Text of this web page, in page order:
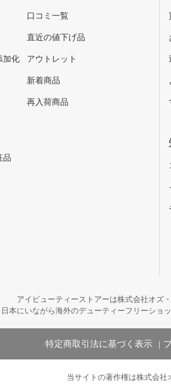
加化
品
口コミ一覧
直近の値下げ品
アウトレット
新着商品
再入荷商品
アイビューティーストアーは株式会社オズ
日本にいながら海外のデューティーフリーショ
特定商取引法に基づく表示
当サイトの著作権は株式会社